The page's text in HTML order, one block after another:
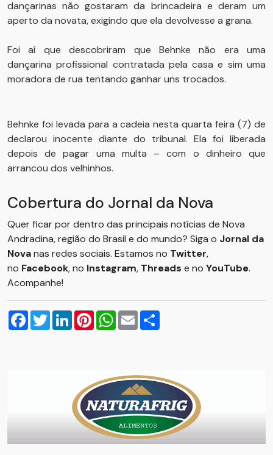
dançarinas não gostaram da brincadeira e deram um
aperto da novata, exigindo que ela devolvesse a grana.
Foi aí que descobriram que Behnke não era uma
dançarina profissional contratada pela casa e sim uma
moradora de rua tentando ganhar uns trocados.
Behnke foi levada para a cadeia nesta quarta feira (7) de
declarou inocente diante do tribunal. Ela foi liberada
depois de pagar uma multa – com o dinheiro que
arrancou dos velhinhos.
Cobertura do Jornal da Nova
Quer ficar por dentro das principais notícias de Nova
Andradina, região do Brasil e do mundo? Siga o Jornal da
Novanas redes sociais. Estamos no Twitter,
no Facebook, no Instagram, Threads e no YouTube.
Acompanhe!
Facebook
TwitterLinkedInPinterestWhatsApp
Email